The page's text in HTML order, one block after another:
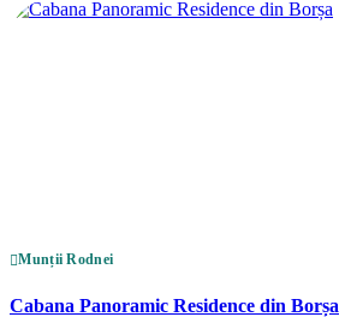
Munții Rodnei
Cabana Panoramic Residence din Borșa